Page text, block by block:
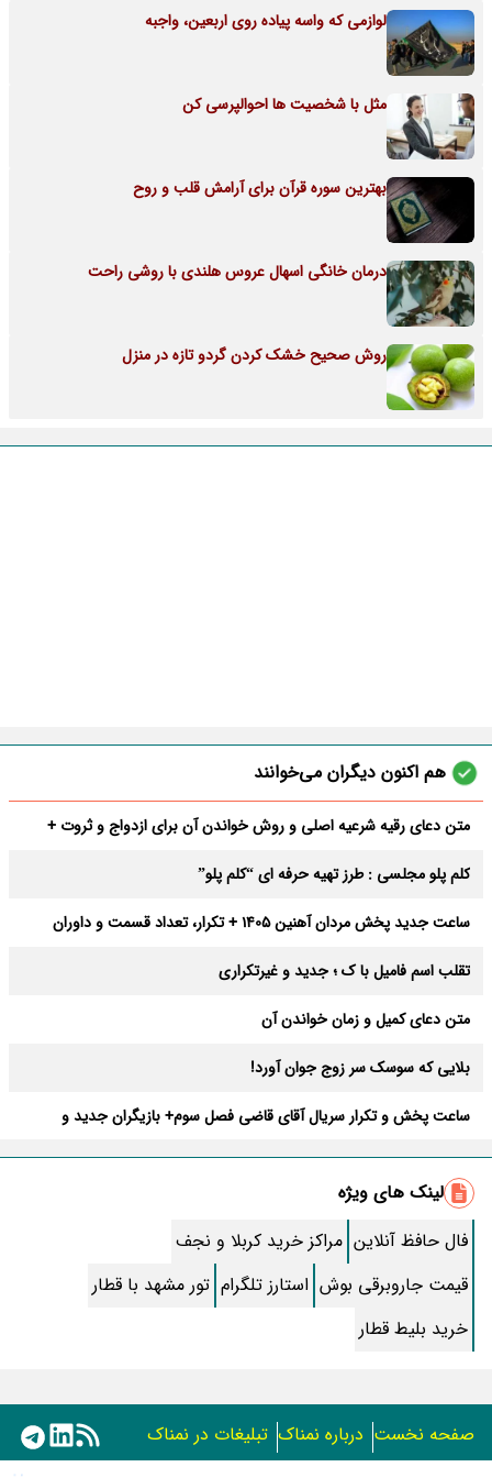
لوازمی که واسه پیاده روی اربعین، واجبه
مثل با شخصیت ها احوالپرسی کن
بهترین سوره قرآن برای آرامش قلب و روح
درمان خانگی اسهال عروس هلندی با روشی راحت
روش صحیح خشک کردن گردو تازه در منزل
هم اکنون دیگران می‌خوانند
متن دعای رقیه شرعیه اصلی و روش خواندن آن برای ازدواج و ثروت +
کلم پلو مجلسی : طرز تهیه حرفه ای “کلم پلو”
ساعت جدید پخش مردان آهنین 1405 + تکرار، تعداد قسمت و داوران
تقلب اسم فامیل با ک ؛ جدید و غیرتکراری
متن دعای کمیل و زمان خواندن آن
بلایی که سوسک سر زوج جوان آورد!
ساعت پخش و تکرار سریال آقای قاضی فصل سوم+ بازیگران جدید و
طرز تهیه سالاد ماکارونی خانگی خوشمزه و لذیذ + آموزش تصویری
طرز تهیه پاستا با سس آلفردو و مرغ فوری + آموزش تصویری پنه
جواب کامل اسم فامیل با “س”
ماه قرمز نشانه آخر دنیا در آسمان ظاهر شد !
معجزات سوره توحید در برآورده شدن سریع حاجت
سریال نگین ارباب از چه شبکه ای پخش میشود؟ + تکرار و بازیگران
لینک های ویژه
فال حافظ آنلاین مراکز خرید کربلا و نجف
قیمت جاروبرقی بوش استارز تلگرام تور مشهد با قطار
خرید بلیط قطار
صفحه نخست درباره نمناک تبلیغات در نمناک